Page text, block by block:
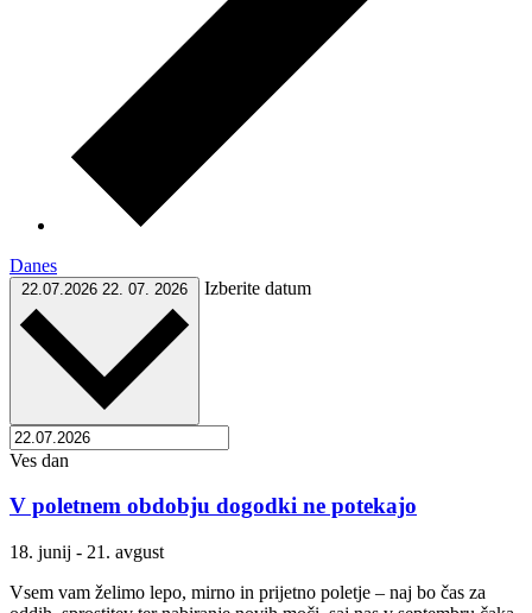
Danes
22.07.2026 22. 07. 2026 Izberite datum
Ves dan
V poletnem obdobju dogodki ne potekajo
18. junij - 21. avgust
Vsem vam želimo lepo, mirno in prijetno poletje – naj bo čas za